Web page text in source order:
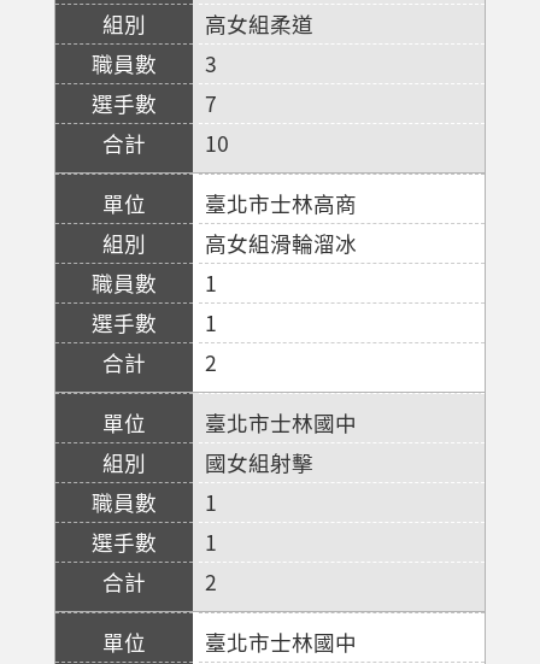
高女組柔道
3
7
10
臺北市士林高商
高女組滑輪溜冰
1
1
2
臺北市士林國中
國女組射擊
1
1
2
臺北市士林國中